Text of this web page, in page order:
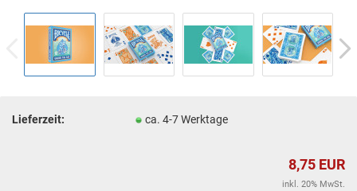
Lieferzeit: ca. 4-7 Werktage
8,75 EUR
inkl. 20% MwSt.